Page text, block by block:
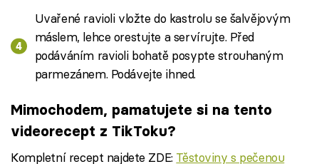
Uvařené ravioli vložte do kastrolu se šalvějovým
máslem, lehce orestujte a servírujte. Před
podáváním ravioli bohatě posypte strouhaným
parmezánem. Podávejte ihned.
Mimochodem, pamatujete si na tento
videorecept z TikToku?
Kompletní recept najdete ZDE: Těstoviny s pečenou